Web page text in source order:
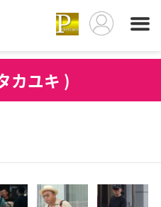
カユキ )